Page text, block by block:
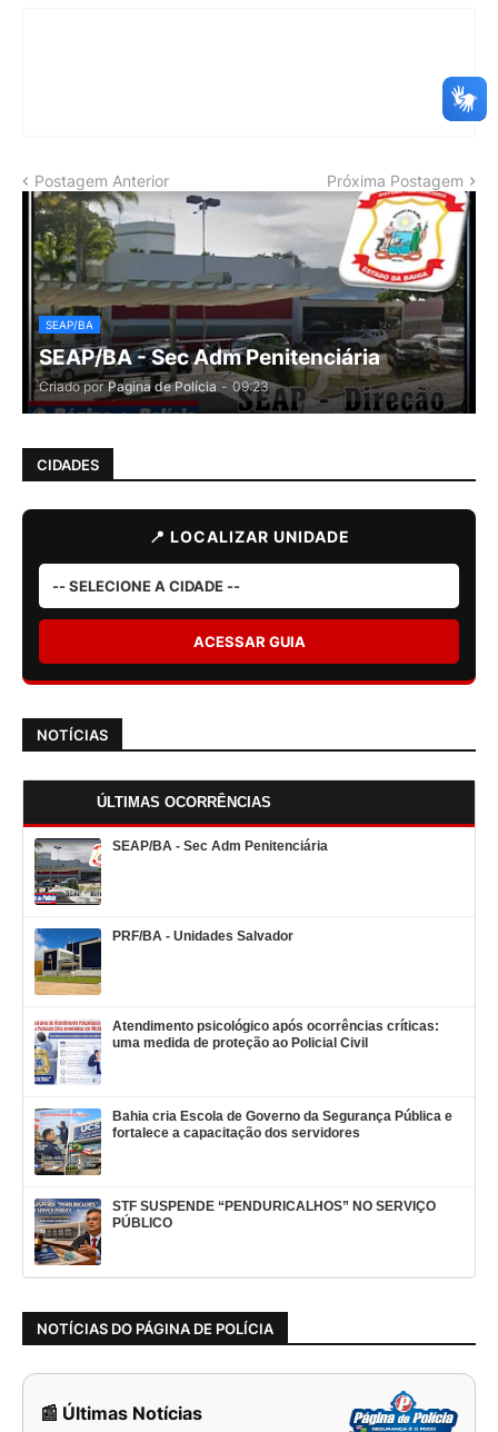
Postagem Anterior Próxima Postagem
SEAP/BA
SEAP/BA - Sec Adm Penitenciária
Criado por Pagina de Polícia - 09:23
CIDADES
📍 LOCALIZAR UNIDADE
ACESSAR GUIA
NOTÍCIAS
ÚLTIMAS OCORRÊNCIAS
SEAP/BA - Sec Adm Penitenciária
PRF/BA - Unidades Salvador
Atendimento psicológico após ocorrências críticas:
uma medida de proteção ao Policial Civil
Bahia cria Escola de Governo da Segurança Pública e
fortalece a capacitação dos servidores
STF SUSPENDE “PENDURICALHOS” NO SERVIÇO
PÚBLICO
NOTÍCIAS DO PÁGINA DE POLÍCIA
📰 Últimas Notícias